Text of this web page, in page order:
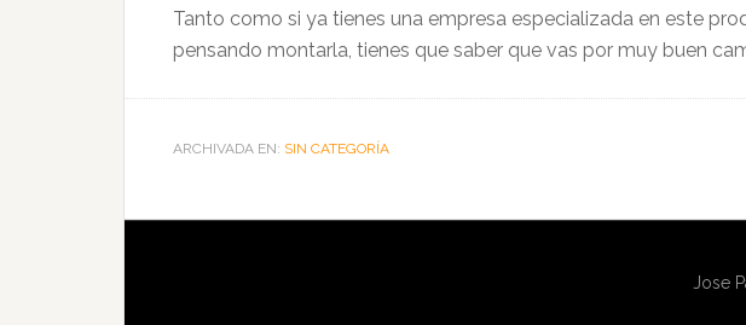
Tanto como si ya tienes una empresa especializada en este
pensando montarla, tienes que saber que vas por muy buen
ARCHIVADA EN: SIN CATEGORÍA
Jose